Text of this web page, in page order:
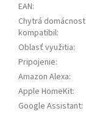
EAN:
Chytrá domácnost
kompatibil:
Oblasť využitia:
Pripojenie:
Amazon Alexa:
Apple HomeKit:
Google Assistant: